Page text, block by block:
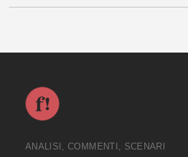
ANALISI, COMMENTI, SCENARI